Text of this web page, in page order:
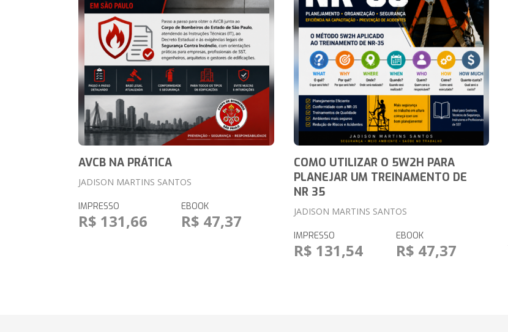
AVCB NA PRÁTICA
JADISON MARTINS SANTOS
IMPRESSO
R$ 131,66
EBOOK
R$ 47,37
COMO UTILIZAR O 5W2H PARA
PLANEJAR UM TREINAMENTO DE
NR 35
JADISON MARTINS SANTOS
IMPRESSO
R$ 131,54
EBOOK
R$ 47,37